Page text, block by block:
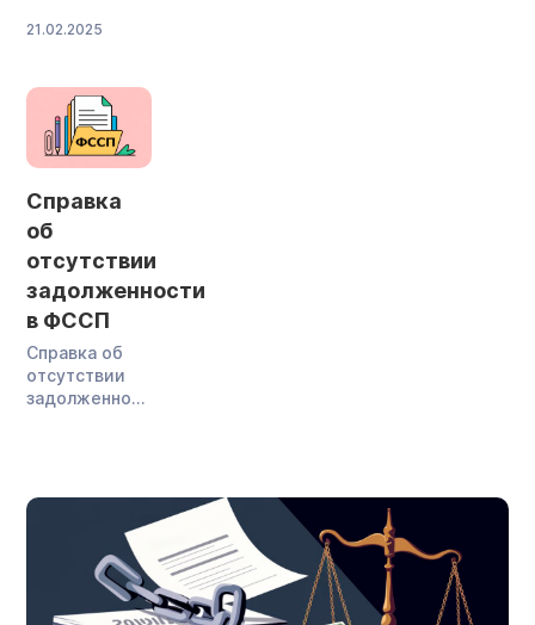
полного списания долгов. Вы узнаете, как
Справка
об
отсутствии
задолженности
в ФССП
Справка об
отсутствии
задолженности
238, который
устанавливает
процессуальных
документов.
21.02.2025